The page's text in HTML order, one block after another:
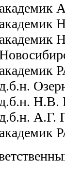
академик
академик
академик
академик
А.Г.
академик